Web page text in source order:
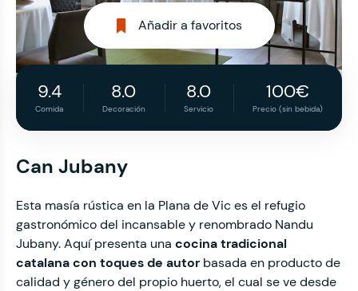
Añadir a favoritos
9.4
Comida
8.0
Decoración
8.0
Servicio
100€
Precio (sin bebida)
Can Jubany
Esta masía rústica en la Plana de Vic es el refugio
gastronómico del incansable y renombrado Nandu
Jubany. Aquí presenta una cocina tradicional
catalana con toques de autor basada en producto de
calidad y género del propio huerto, el cual se ve desde